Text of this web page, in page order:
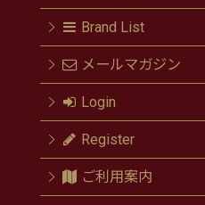
Brand List
メールマガジン
Login
Register
ご利用案内